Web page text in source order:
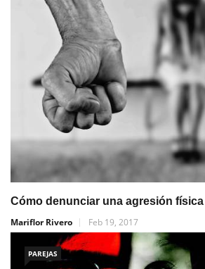
Cómo denunciar una agresión
Mariflor Rivero
Feb 19, 2017
PAREJAS